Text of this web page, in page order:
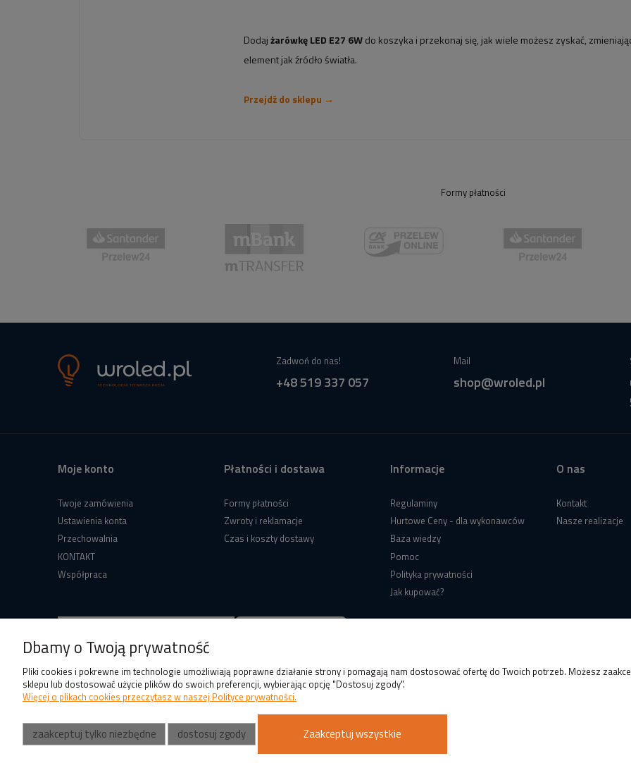
Dodajżarówkę LED E27 6Wdo koszyka i przekonaj się, jak wiele możesz zyskać,
element jak źródło światła.
Przejdź do sklepu →
Formy płatności
Zadwoń do nas!
+48 519 337 057
Mail
shop@wroled.pl
Moje konto
Twoje zamówienia
Ustawienia konta
Przechowalnia
KONTAKT
Współpraca
Płatności i dostawa
Formy płatności
Zwroty i reklamacje
Czas i koszty dostawy
Informacje
Regulaminy
Hurtowe Ceny - dla wykonawców
Baza wiedzy
Pomoc
Polityka prywatności
Jak kupować?
O nas
Kontakt
Nasze realizacje
Dbamy o Twoją prywatność
Pliki cookies i pokrewne im technologie umożliwiają poprawne działanie strony i pomagają nam dostosować ofertę do Twoich potrzeb. Możesz
sklepu lub dostosować użycie plików do swoich preferencji, wybierając opcję "Dostosuj zgody".
Więcej o plikach cookies przeczytasz w naszej Polityce prywatności.
zaakceptuj tylko niezbędne dostosuj zgody Zaakceptuj wszystkie